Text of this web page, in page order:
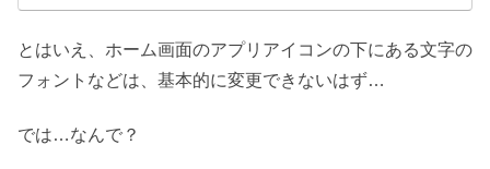
とはいえ、ホーム画面のアプリアイコンの下にある文字の
フォントなどは、基本的に変更できないはず…
では…なんで？